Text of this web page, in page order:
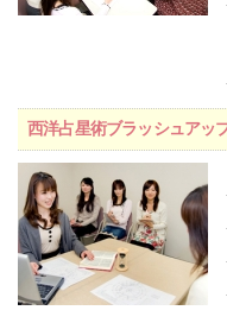
西洋占星術ブラッシュアッ